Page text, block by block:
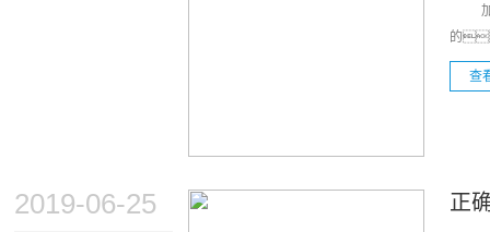
加气
的
查
2019-06-25 正